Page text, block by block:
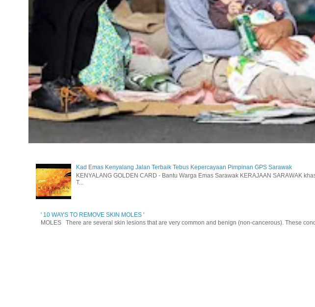
Kad Emas Kenyalang Jalan Terbaik Tebus Kepercayaan Pimpinan GPS Sarawak
KENYALANG GOLDEN CARD - Bantu Warga Emas Sarawak KERAJAAN SARAWAK
T...
' 10 WAYS TO REMOVE SKIN MOLES '
MOLES There are several skin lesions that are very common and benign (non-cancerous). These